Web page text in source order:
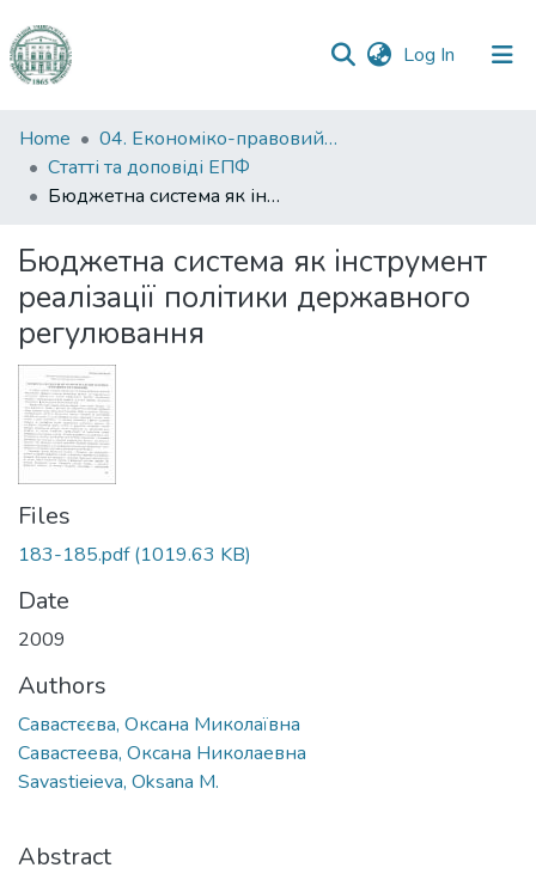
Log In (current)
Communities
&
Collections
Statistics
Home
04. Економіко-правовий факультет
Статті та доповіді ЕПФ
Бюджетна система як інструмент реалізації політики державного регулювання
Бюджетна система як інструмент
реалізації політики державного
регулювання
Files
183-185.pdf(1019.63 KB)
Date
2009
Authors
Савастєєва, Оксана Миколаївна
Савастеева, Оксана Николаевна
Savastieieva, Oksana M.
Abstract